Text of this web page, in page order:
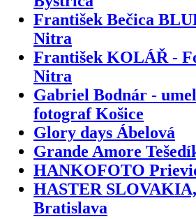
František Bečica
Nitra
František KOLÁŘ -
Nitra
Gabriel Bodnár -
fotograf Košice
Glory days Ábelová
Grande Amore
HANKOFOTO
HASTER
Bratislava